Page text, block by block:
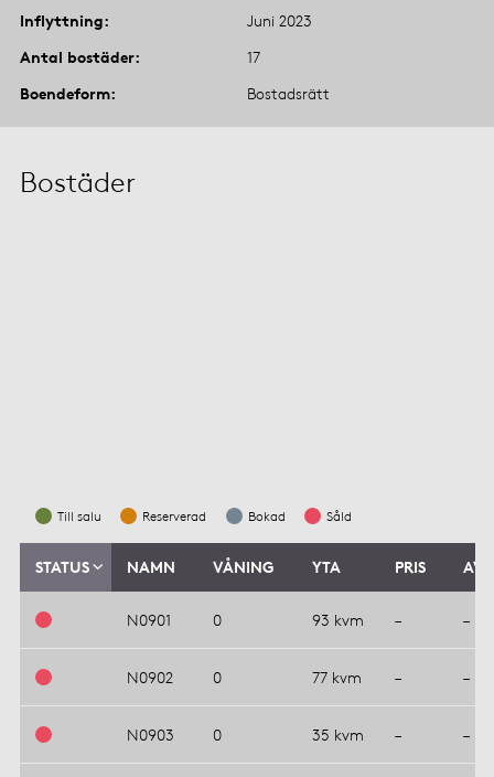
Inflyttning
Juni 2023
Antal bostäder
17
Boendeform
Bostadsrätt
Bostäder
Till salu Reserverad Bokad Såld
STATUS NAMN VÅNING YTA PRIS
N0901 0 93 kvm – –
N0902 0 77 kvm – –
N0903 0 35 kvm – –